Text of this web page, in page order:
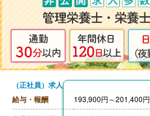
（正社員）求人
給与・報酬
193,900円～201,400円